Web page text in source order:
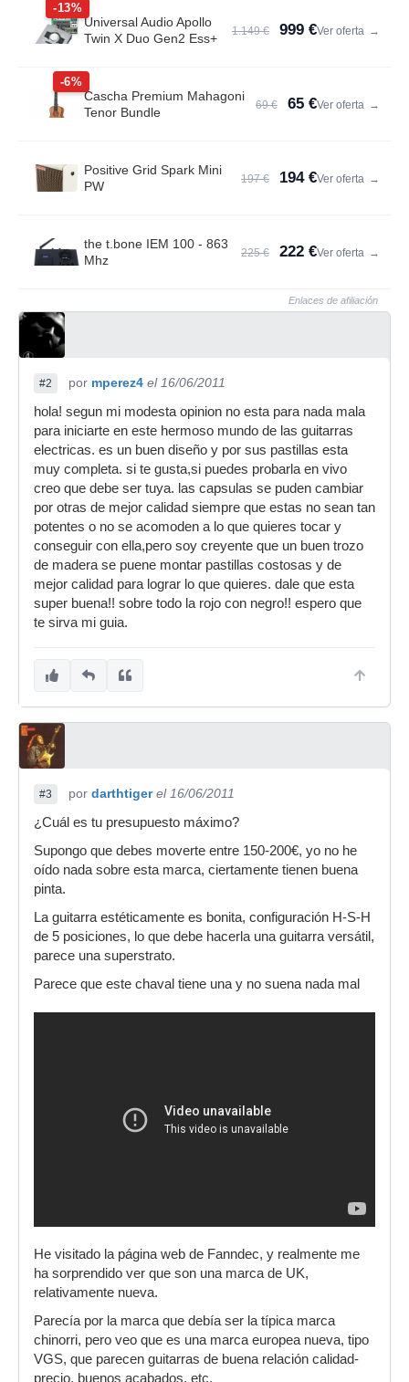
-13%
Universal Audio Apollo
Twin X Duo Gen2 Ess+
1.149 € 999 €Ver oferta →
-6%
Cascha Premium Mahagoni
Tenor Bundle
69 € 65 €Ver oferta →
Positive Grid Spark Mini
PW
197 € 194 €Ver oferta →
the t.bone IEM 100 - 863
Mhz
225 € 222 €Ver oferta →
Enlaces de afiliación
#2 por mperez4 el 16/06/2011
hola! segun mi modesta opinion no esta para nada mala
para iniciarte en este hermoso mundo de las guitarras
electricas. es un buen diseño y por sus pastillas esta
muy completa. si te gusta,si puedes probarla en vivo
creo que debe ser tuya. las capsulas se puden cambiar
por otras de mejor calidad siempre que estas no sean tan
potentes o no se acomoden a lo que quieres tocar y
conseguir con ella,pero soy creyente que un buen trozo
de madera se puene montar pastillas costosas y de
mejor calidad para lograr lo que quieres. dale que esta
super buena!! sobre todo la rojo con negro!! espero que
te sirva mi guia.
#3 por darthtiger el 16/06/2011
¿Cuál es tu presupuesto máximo?
Supongo que debes moverte entre 150-200€, yo no he
oído nada sobre esta marca, ciertamente tienen buena
pinta.
La guitarra estéticamente es bonita, configuración H-S-H
de 5 posiciones, lo que debe hacerla una guitarra versátil,
parece una superstrato.
Parece que este chaval tiene una y no suena nada mal
He visitado la página web de Fanndec, y realmente me
ha sorprendido ver que son una marca de UK,
relativamente nueva.
Parecía por la marca que debía ser la típica marca
chinorri, pero veo que es una marca europea nueva, tipo
VGS, que parecen guitarras de buena relación calidad-
precio, buenos acabados, etc.